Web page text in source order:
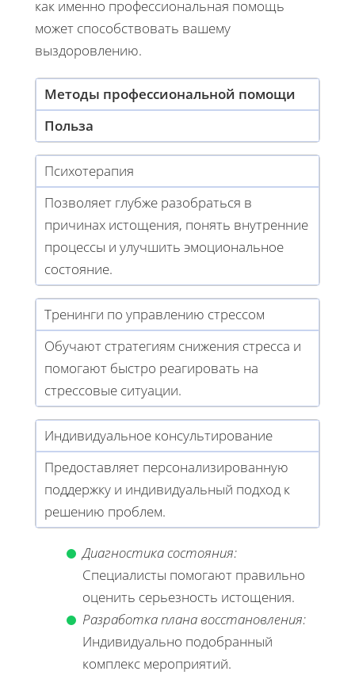
как именно профессиональная помощь
может способствовать вашему
выздоровлению.
Методы профессиональной помощи
Польза
Психотерапия
Позволяет глубже разобраться в
причинах истощения, понять внутренние
процессы и улучшить эмоциональное
состояние.
Тренинги по управлению стрессом
Обучают стратегиям снижения стресса и
помогают быстро реагировать на
стрессовые ситуации.
Индивидуальное консультирование
Предоставляет персонализированную
поддержку и индивидуальный подход к
решению проблем.
Диагностика состояния:
Специалисты помогают правильно
оценить серьезность истощения.
Разработка плана восстановления:
Индивидуально подобранный
комплекс мероприятий.